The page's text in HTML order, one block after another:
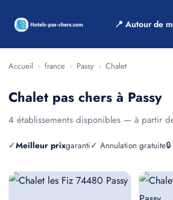
📍 Autour de
Accueil › france › Passy › Chalet
Chalet pas chers à Passy
4 établissements disponibles — à partir
✓Meilleur prixgaranti✓ Annulation gratuite